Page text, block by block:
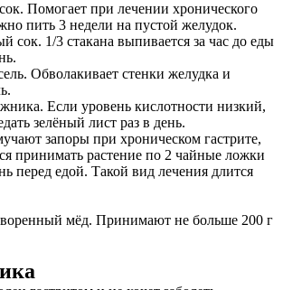
Помогает при лечении хронического
пить 3 недели на пустой желудок.
сок. 1/3 стакана выпивается за час до еды
Обволакивает стенки желудка и
Если уровень кислотности низкий,
зелёный лист раз в день.
запоры при хроническом гастрите,
принимать растение по 2 чайные ложки
перед едой. Такой вид лечения длится
мёд. Принимают не больше 200 г